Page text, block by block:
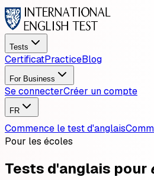
Tests
CertificatPracticeBlog
For Business
Se connecterCréer un compte
FR
Commence le test d'anglais
Pour les écoles
Tests d'anglais pour